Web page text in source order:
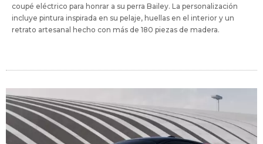
coupé eléctrico para honrar a su perra Bailey. La personalización
incluye pintura inspirada en su pelaje, huellas en el interior y un
retrato artesanal hecho con más de 180 piezas de madera.